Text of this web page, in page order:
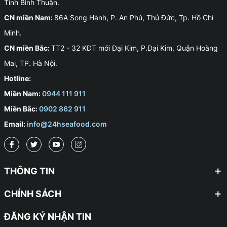
Đóng Gói:
vệ sinh an toàn thực phẩm và dễ dàng vận chuyển.
Tỉnh Bình Thuận.
CN miền Nam: 86A Song Hành, P. An Phú, Thủ Đức, Tp. Hồ Chí
Minh.
CN miền Bắc:TT2 - 32 KĐT mới Đại Kim, P.Đại Kim, Quận Hoàng
Mai, TP. Hà Nội.
Hotline:
Miền Nam:0944 111 911
Miền Bắc:0902 862 911
Email: info@24hseafood.com
THÔNG TIN
CHÍNH SÁCH
ĐĂNG KÝ NHẬN TIN